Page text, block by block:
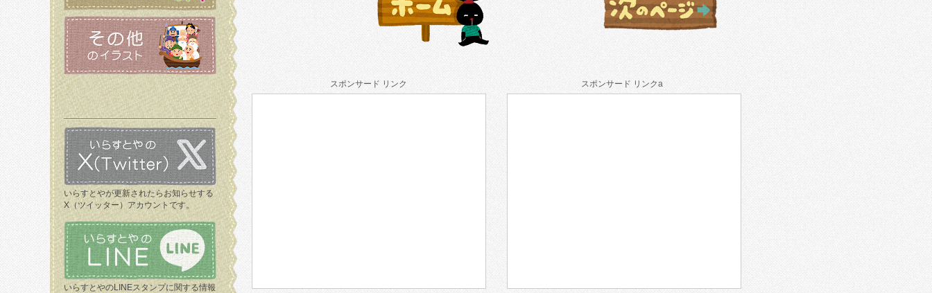
いらすとやが更新されたらお知らせする
X（ツイッター）アカウントです。
いらすとやのLINEスタンプに関する情報
スポンサード リンク スポンサード リンクa